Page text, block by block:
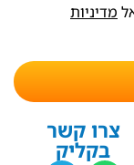
מדיניות
צרו קשר
בקליק